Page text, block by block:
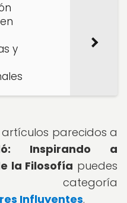
y
parecidos a
Inspirando a
la Filosofía puedes
Influyentes.